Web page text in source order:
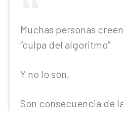
Muchas personas
“culpa del algoritmo”
Y no lo son,
Son consecuencia de